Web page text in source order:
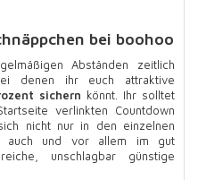
bei boohoo
Abständen zeitlich
denen ihr euch attraktive
sichern könnt. Ihr solltet
verlinkten Countdown
nicht nur in den einzelnen
auch und vor allem im gut
unschlagbar günstige